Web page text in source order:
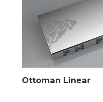
Ottoman Linear